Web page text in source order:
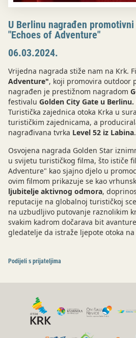
U Berlinu nagrađen
"Echoes of Adventure"
06.03.2024.
Vrijedna nagrada stiže nam na Krk.
Adventure", koji promovira outdoor
nagrađen je prestižnom nagradom
festivalu Golden City Gate u Berlinu.
Turistička zajednica otoka Krka u
turističkim zajednicama, a
nagrađivana tvrka Level 52 iz Labina.
Osvojena nagrada Golden Star
u svijetu turističkog filma, što ističe
Adventure" kao sjajno djelo u
ovim filmom prikazuje se kao
ljubitelje aktivnog odmora,
reputacije na globalnoj turističkoj
na uzbudljivo putovanje raznolikim
svakim kadrom dočarava bit
gledatelje da istraže ljepote otoka na
Podijeli s prijateljima